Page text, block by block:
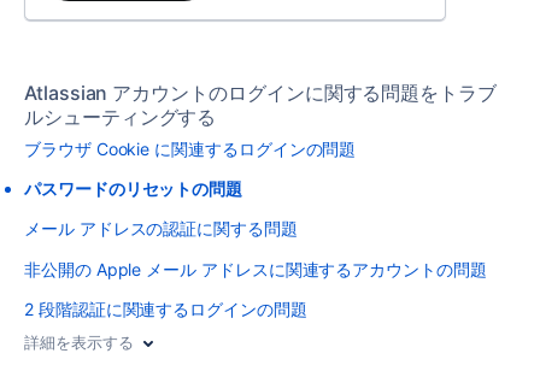
Atlassian アカウントのログインに関する問題をトラブ
ルシューティングする
ブラウザ Cookie に関連するログインの問題
パスワードのリセットの問題
メール アドレスの認証に関する問題
非公開の Apple メール アドレスに関連するアカウントの問題
2 段階認証に関連するログインの問題
詳細を表示する